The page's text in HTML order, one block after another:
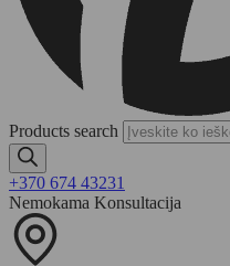
Products search
+370 674 43231
Nemokama Konsultacija